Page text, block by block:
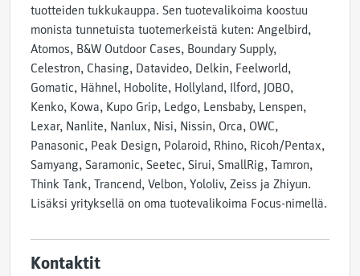
tuotteiden tukkukauppa. Sen tuotevalikoima koostuu
monista tunnetuista tuotemerkeistä kuten: Angelbird,
Atomos, B&W Outdoor Cases, Boundary Supply,
Celestron, Chasing, Datavideo, Delkin, Feelworld,
Gomatic, Hähnel, Hobolite, Hollyland, Ilford, JOBO,
Kenko, Kowa, Kupo Grip, Ledgo, Lensbaby, Lenspen,
Lexar, Nanlite, Nanlux, Nisi, Nissin, Orca, OWC,
Panasonic, Peak Design, Polaroid, Rhino, Ricoh/Pentax,
Samyang, Saramonic, Seetec, Sirui, SmallRig, Tamron,
Think Tank, Trancend, Velbon, Yololiv, Zeiss ja Zhiyun.
Lisäksi yrityksellä on oma tuotevalikoima Focus-nimellä.
Kontaktit